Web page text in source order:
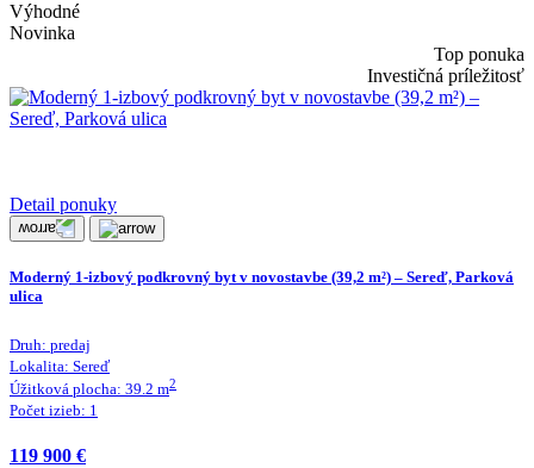
Výhodné
Novinka
Top ponuka
Investičná príležitosť
Detail ponuky
Moderný 1-izbový podkrovný byt v novostavbe (39,2 m²) – Sereď, Parková
ulica
Druh: predaj
Lokalita: Sereď
Úžitková plocha: 39.2 m2
Počet izieb: 1
119 900 €